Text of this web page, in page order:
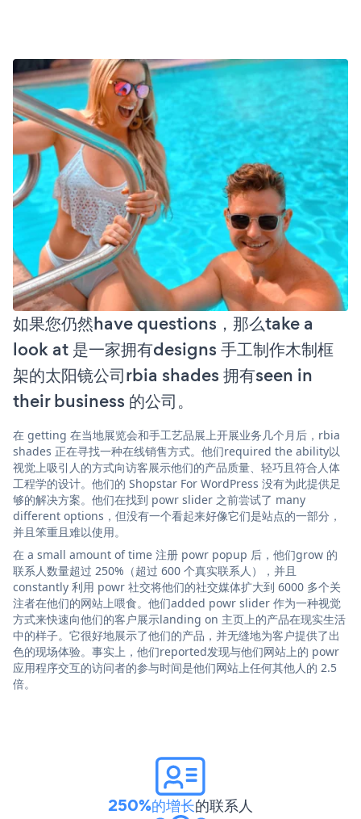
如果您仍然have questions，那么take a
look at 是一家拥有designs 手工制作木制框
架的太阳镜公司rbia shades 拥有seen in
their business 的公司。
在 getting 在当地展览会和手工艺品展上开展业务几个月后，rbia
shades 正在寻找一种在线销售方式。他们required the ability以
视觉上吸引人的方式向访客展示他们的产品质量、轻巧且符合人体
工程学的设计。他们的 Shopstar For WordPress 没有为此提供足
够的解决方案。他们在找到 powr slider 之前尝试了 many
different options，但没有一个看起来好像它们是站点的一部分，
并且笨重且难以使用。
在 a small amount of time 注册 powr popup 后，他们grow 的
联系人数量超过 250%（超过 600 个真实联系人），并且
constantly 利用 powr 社交将他们的社交媒体扩大到 6000 多个关
注者在他们的网站上喂食。他们added powr slider 作为一种视觉
方式来快速向他们的客户展示landing on 主页上的产品在现实生活
中的样子。它很好地展示了他们的产品，并无缝地为客户提供了出
色的现场体验。事实上，他们reported发现与他们网站上的 powr
应用程序交互的访问者的参与时间是他们网站上任何其他人的 2.5
倍。
250%的增长的联系人